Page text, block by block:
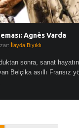
Agnès Varda
İlayda Bıyıklı
sonra, sanat
Belçika asıllı Fransız